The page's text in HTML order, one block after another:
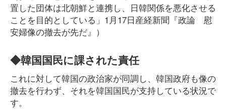
置した団体は北朝鮮と連携し、日韓関係を悪化させる
ことを目的としている」1月17日産経新聞『政論 慰
安婦像の撤去が先だ』）
◆韓国国民に課された責任
これに対して韓国の政治家が同調し、韓国政府も像の
撤去を行わず、それを韓国国民が支持している状況で
す。